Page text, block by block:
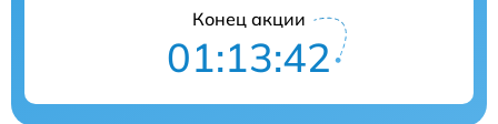
Конец акции
01:13:41